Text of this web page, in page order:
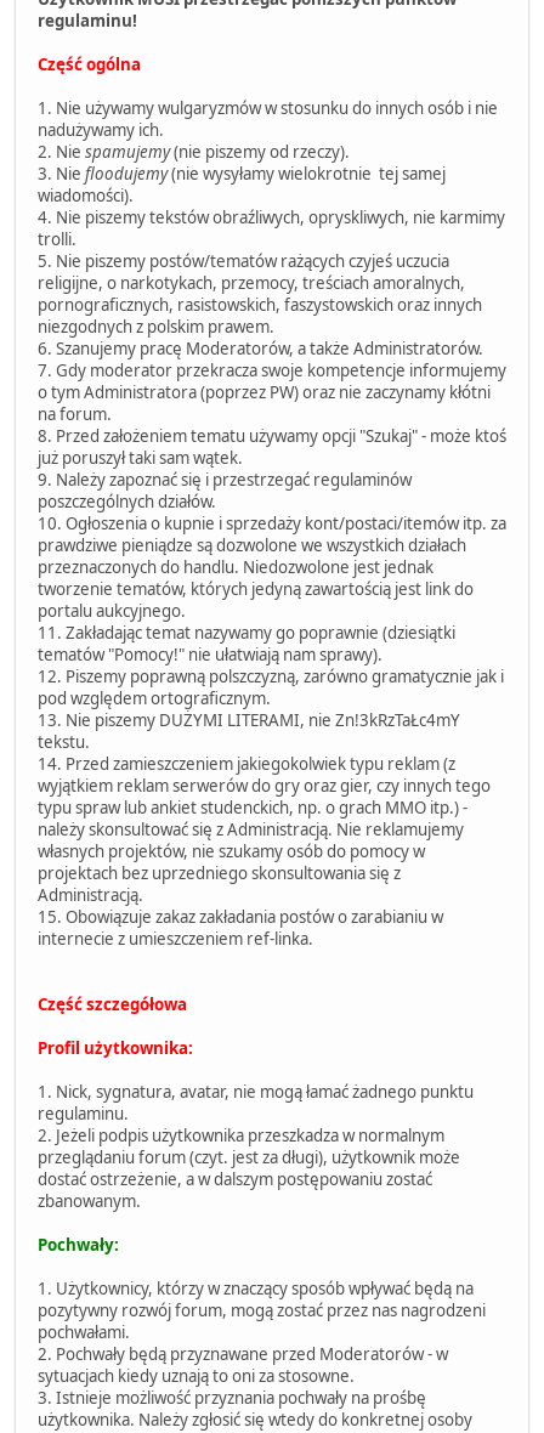
regulaminu!
Część ogólna
1. Nie używamy wulgaryzmów w stosunku do innych osób i nie
nadużywamy ich.
2. Nie spamujemy(nie piszemy od rzeczy).
3. Nie floodujemy(nie wysyłamy wielokrotnie tej samej
wiadomości).
4. Nie piszemy tekstów obraźliwych, opryskliwych, nie karmimy
trolli.
5. Nie piszemy postów/tematów rażących czyjeś uczucia
religijne, o narkotykach, przemocy, treściach amoralnych,
pornograficznych, rasistowskich, faszystowskich oraz innych
niezgodnych z polskim prawem.
6. Szanujemy pracę Moderatorów, a także Administratorów.
7. Gdy moderator przekracza swoje kompetencje informujemy
o tym Administratora (poprzez PW) oraz nie zaczynamy kłótni
na forum.
8. Przed założeniem tematu używamy opcji "Szukaj" - może ktoś
już poruszył taki sam wątek.
9. Należy zapoznać się i przestrzegać regulaminów
poszczególnych działów.
10. Ogłoszenia o kupnie i sprzedaży kont/postaci/itemów itp. za
prawdziwe pieniądze są dozwolone we wszystkich działach
przeznaczonych do handlu. Niedozwolone jest jednak
tworzenie tematów, których jedyną zawartością jest link do
portalu aukcyjnego.
11. Zakładając temat nazywamy go poprawnie (dziesiątki
tematów "Pomocy!" nie ułatwiają nam sprawy).
12. Piszemy poprawną polszczyzną, zarówno gramatycznie jak i
pod względem ortograficznym.
13. Nie piszemy DUŻYMI LITERAMI, nie Zn!3kRzTaŁc4mY
tekstu.
14. Przed zamieszczeniem jakiegokolwiek typu reklam (z
wyjątkiem reklam serwerów do gry oraz gier, czy innych tego
typu spraw lub ankiet studenckich, np. o grach MMO itp.) -
należy skonsultować się z Administracją. Nie reklamujemy
własnych projektów, nie szukamy osób do pomocy w
projektach bez uprzedniego skonsultowania się z
Administracją.
15. Obowiązuje zakaz zakładania postów o zarabianiu w
internecie z umieszczeniem ref-linka.
Część szczegółowa
Profil użytkownika:
1. Nick, sygnatura, avatar, nie mogą łamać żadnego punktu
regulaminu.
2. Jeżeli podpis użytkownika przeszkadza w normalnym
przeglądaniu forum (czyt. jest za długi), użytkownik może
dostać ostrzeżenie, a w dalszym postępowaniu zostać
zbanowanym.
Pochwały:
1. Użytkownicy, którzy w znaczący sposób wpływać będą na
pozytywny rozwój forum, mogą zostać przez nas nagrodzeni
pochwałami.
2. Pochwały będą przyznawane przed Moderatorów - w
sytuacjach kiedy uznają to oni za stosowne.
3. Istnieje możliwość przyznania pochwały na prośbę
użytkownika. Należy zgłosić się wtedy do konkretnej osoby